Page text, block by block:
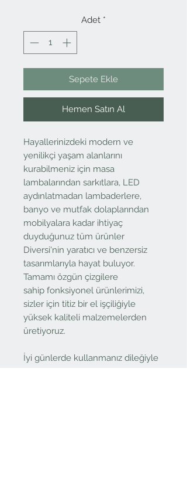
Adet *
Sepete Ekle
Hemen Satın Al
Hayallerinizdeki modern ve
yenilikçi yaşam alanlarını
kurabilmeniz için masa
lambalarından sarkıtlara, LED
aydınlatmadan lambaderlere,
banyo ve mutfak dolaplarından
mobilyalara kadar ihtiyaç
duyduğunuz tüm ürünler
Diversi'nin yaratıcı ve benzersiz
tasarımlarıyla hayat buluyor.
Tamamı özgün çizgilere
sahip fonksiyonel ürünlerimizi,
sizler için titiz bir el işçiliğiyle
yüksek kaliteli malzemelerden
üretiyoruz.
İyi günlerde kullanmanız dileğiyle